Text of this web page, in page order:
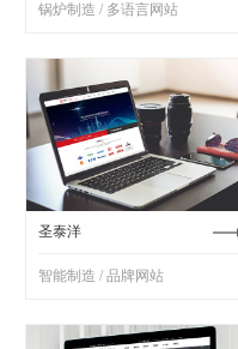
锅炉制造 / 多语言网站
圣泰洋
智能制造 / 品牌网站